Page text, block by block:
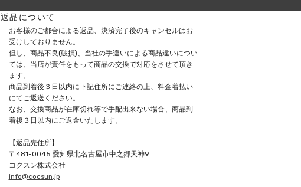
返品について
お客様のご都合による返品、決済完了後のキャンセルはお
受けしておりません。
但し、商品不良(破損)、当社の手違いによる商品違いについ
ては、当店が責任をもって商品の交換で対応をさせて頂き
ます。
商品到着後３日以内に下記住所にご連絡の上、料金着払い
にてご返送ください。
なお、交換商品が在庫切れ等で手配出来ない場合、商品到
着後３日以内にご返金いたします。
【返品先住所】
〒 481-0045 愛知県北名古屋市中之郷天神9
コクスン株式会社
info@cocsun.jp